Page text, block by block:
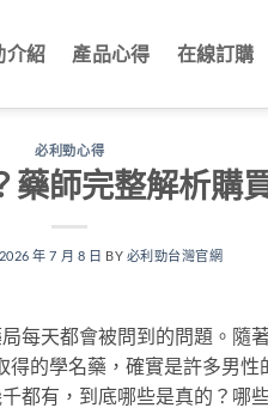
介紹 產品心得 在線訂購
必利勁心得
藥師完整解析購
2026 年 7 月 8 日 BY 必利勁台灣官網
每天都會被問到的問題。隨
得的學名藥，確實是許多男
都有，到底哪些是真的？哪